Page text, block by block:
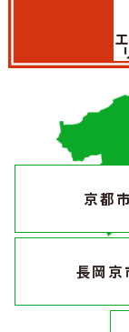
京都
長岡京